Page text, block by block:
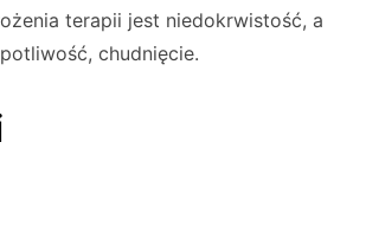
terapii jest niedokrwistość, a
chudnięcie.